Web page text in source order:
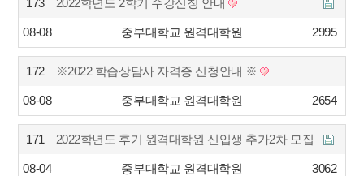
173
중부대학교 원격대학원
2022학년도 2학기 수강신청 안내
08-08 2995
172
중부대학교 원격대학원
※2022 학습상담사 자격증 신청안내 ※
08-08 2654
171
중부대학교 원격대학원
2022학년도 후기 원격대학원 신입생 추가2차 모집 안…
08-04 3062